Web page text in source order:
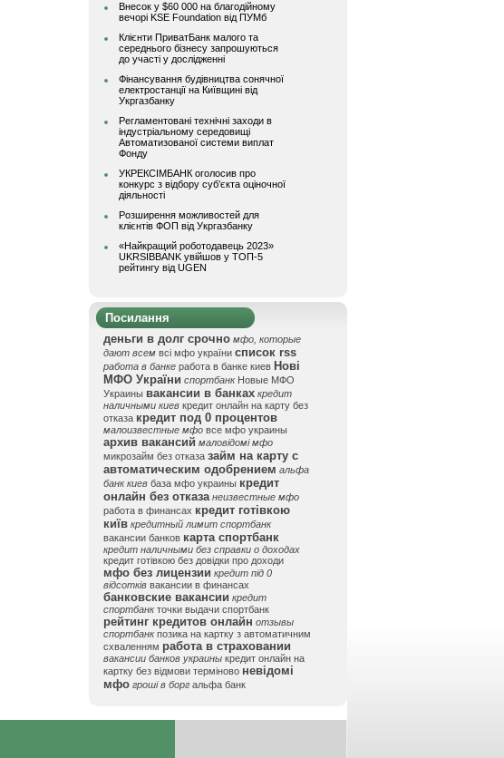
Внесок у $60 000 на благодійному
вечорі KSE Foundation від ПУМб
Клієнти ПриватБанк малого та
середнього бізнесу запрошуються
до участі у дослідженні
Фінансування будівництва сонячної
електростанції на Київщині від
Укргазбанку
Регламентовані технічні заходи в
індустріальному середовищі
Автоматизованої системи виплат
Фонду
УКРЕКСІМБАНК оголосив про
конкурс з відбору суб’єкта оціночної
діяльності
Розширення можливостей для
клієнтів ФОП від Укргазбанку
«Найкращий роботодавець 2023»
UKRSIBBANK увійшов у ТОП-5
рейтингу від UGEN
Посилання
деньги в долг срочно мфо, которые
дают всем всі мфо україни список rss
работа в банке работа в банке киев Нові
МФО України спортбанк Новые МФО
Украины вакансии в банках кредит
наличными киев кредит онлайн на карту без
отказа кредит под 0 процентов
малоизвестные мфо все мфо украины
архив вакансий маловідомі мфо
микрозайм без отказа займ на карту с
автоматическим одобрением альфа
банк киев база мфо украины кредит
онлайн без отказа неизвестные мфо
работа в финансах кредит готівкою
київ кредитный лимит спортбанк
вакансии банков карта спортбанк
кредит наличными без справки о доходах
кредит готівкою без довідки про доходи
мфо без лицензии кредит під 0
відсотків вакансии в финансах
банковские вакансии кредит
спортбанк точки выдачи спортбанк
рейтинг кредитов онлайн отзывы
спортбанк позика на картку з автоматичним
схваленням работа в страховании
вакансии банков украины кредит онлайн на
картку без відмови терміново невідомі
мфо гроші в борг альфа банк